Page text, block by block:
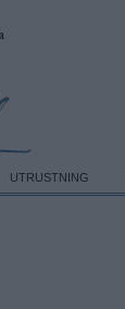
UTRUSTNING